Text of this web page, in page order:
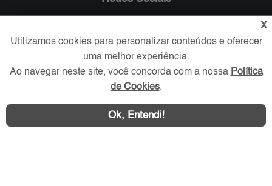
X
Utilizamos cookies para personalizar conteúdos e oferecer
uma melhor experiência.
Ao navegar neste site, você concorda com a nossa Política
de Cookies.
Ok, Entendi!